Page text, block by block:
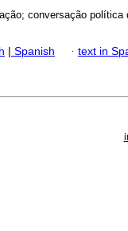
conversação
| Spanish · text in